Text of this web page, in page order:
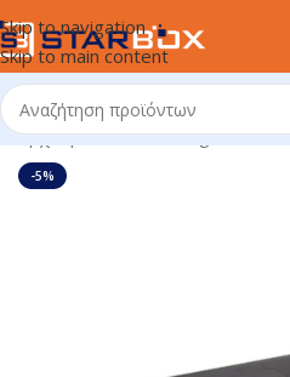
Skip to navigation
Skip to main content
Αρχική σελίδα/uncategorized
-5%